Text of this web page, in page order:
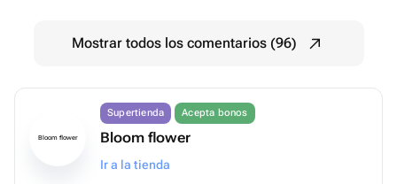
Mostrar todos los comentarios (96)
Bloom flower
Supertienda Acepta bonos
Bloom flower
Ir a la tienda